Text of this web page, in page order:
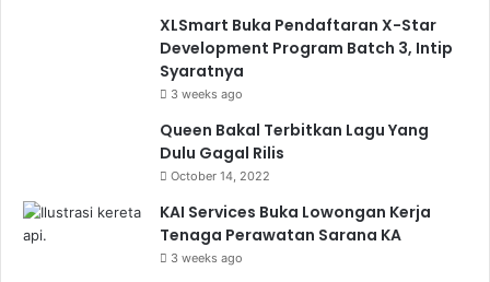
XLSmart Buka Pendaftaran X-Star
Development Program Batch 3, Intip
Syaratnya
3 weeks ago
Queen Bakal Terbitkan Lagu Yang
Dulu Gagal Rilis
October 14, 2022
KAI Services Buka Lowongan Kerja
Tenaga Perawatan Sarana KA
3 weeks ago